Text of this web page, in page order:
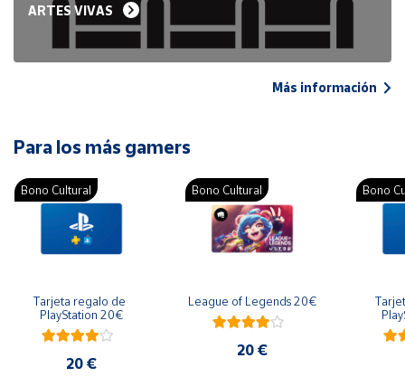
ARTES VIVAS
Más información
Para los más gamers
Bono Cultural
Tarjeta regalo de
PlayStation 20€
20 €
Bono Cultural
League of Legends 20€
20 €
Bono